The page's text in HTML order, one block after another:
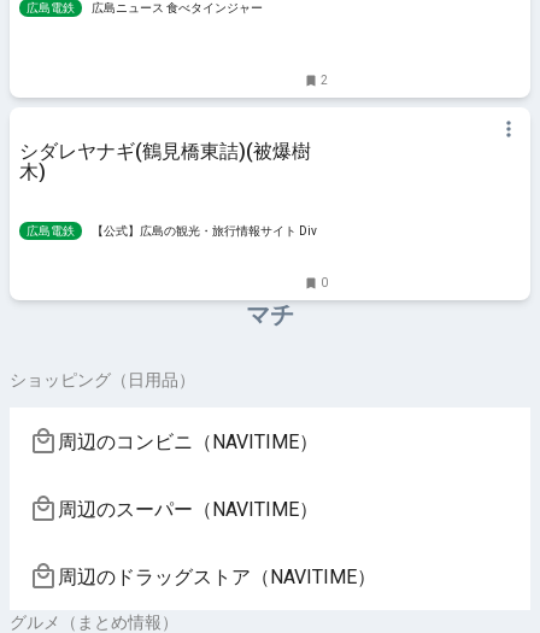
広島電鉄 広島ニュース 食べタインジャー
2
シダレヤナギ(鶴見橋東詰)(被爆樹
木)
広島電鉄
【公式】広島の観光・旅行情報サイト Dive!
0
マチ
ショッピング（日用品）
周辺のコンビニ（NAVITIME）
周辺のスーパー（NAVITIME）
周辺のドラッグストア（NAVITIME）
グルメ（まとめ情報）